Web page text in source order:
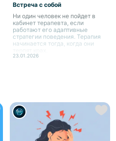
Встреча с собой
Ни один человек не пойдет в
кабинет терапевта, если
работают его адаптивные
стратегии поведения. Терапия
начинается тогда, когда они
23.01.2026